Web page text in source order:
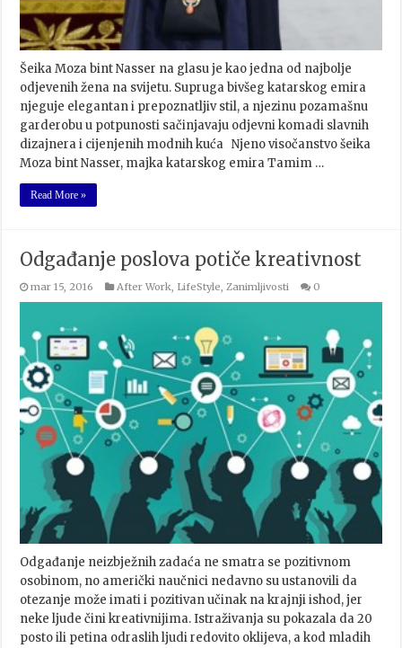
Šeika Moza bint Nasser na glasu je kao jedna od najbolje
odjevenih žena na svijetu. Supruga bivšeg katarskog emira
njeguje elegantan i prepoznatljiv stil, a njezinu pozamašnu
garderobu u potpunosti sačinjavaju odjevni komadi slavnih
dizajnera i cijenjenih modnih kuća Njeno visočanstvo šeika
Moza bint Nasser, majka katarskog emira Tamim …
Read More »
Odgađanje poslova potiče kreativnost
mar 15, 2016 After Work, LifeStyle,Zanimljivosti 0
Odgađanje neizbježnih zadaća ne smatra se pozitivnom
osobinom, no američki naučnici nedavno su ustanovili da
otezanje može imati i pozitivan učinak na krajnji ishod, jer
neke ljude čini kreativnijima. Istraživanja su pokazala da 20
posto ili petina odraslih ljudi redovito oklijeva, a kod mladih